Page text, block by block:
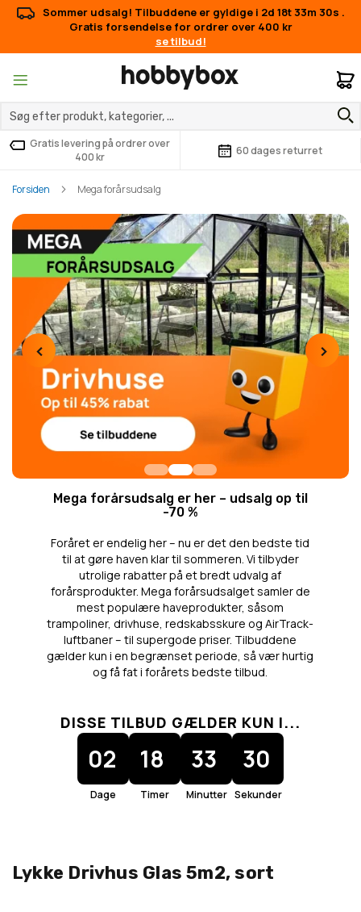
Sommer udsalg! Tilbuddene er gyldige i 2d 18t 33m 30s .
Gratis forsendelse for ordrer over 400 kr
se tilbud!
Gratis levering på ordrer over
400 kr
60 dages returret
Forsiden Mega forårsudsalg
‹ ›
Mega forårsudsalg er her – udsalg op til
-70 %
Foråret er endelig her – nu er det den bedste tid
til at gøre haven klar til sommeren. Vi tilbyder
utrolige rabatter på et bredt udvalg af
forårsprodukter. Mega forårsudsalget samler de
mest populære haveprodukter, såsom
trampoliner, drivhuse, redskabsskure og AirTrack-
luftbaner – til supergode priser. Tilbuddene
gælder kun i en begrænset periode, så vær hurtig
og få fat i forårets bedste tilbud.
DISSE TILBUD GÆLDER KUN I...
02
Dage
18
Timer
33
Minutter
30
Sekunder
FORÅRETS
SUPERDEALS
Lykke Drivhus Glas 5m2, sort
KAMPANJPRIS! ENDAST